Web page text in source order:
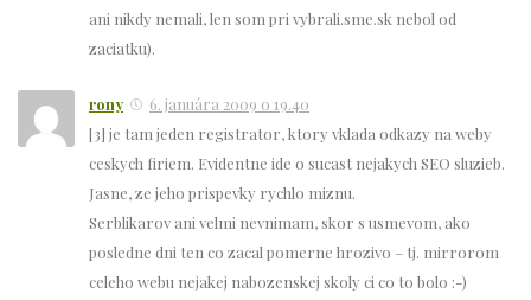
ani nikdy nemali, len som pri vybrali.sme.sk nebol od
zaciatku).
rony
6. januára 2009 o 19.40
[3] je tam jeden registrator, ktory vklada odkazy na weby
ceskych firiem. Evidentne ide o sucast nejakych SEO sluzieb.
Jasne, ze jeho prispevky rychlo miznu.
Serblikarov ani velmi nevnimam, skor s usmevom, ako
posledne dni ten co zacal pomerne hrozivo – tj. mirrorom
celeho webu nejakej nabozenskej skoly ci co to bolo :-)